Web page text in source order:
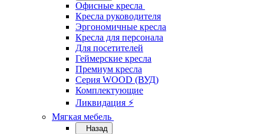
Офисные кресла
Кресла руководителя
Эргономичные кресла
Кресла для персонала
Для посетителей
Геймерские кресла
Премиум кресла
Серия WOOD (ВУД)
Комплектующие
Ликвидация ⚡
Мягкая мебель
Назад